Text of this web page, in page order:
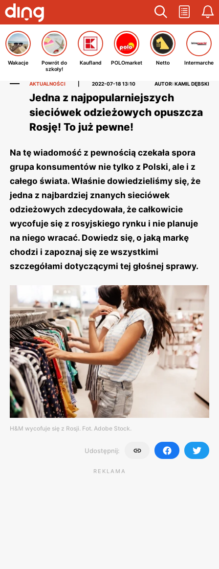
Wakacje
Powrót do
szkoły!
Kaufland POLOmarket Netto Intermarche
AKTUALNOŚCI 2022-07-18 13:10 AUTOR: KAMIL DĘBSKI
Jedna z najpopularniejszych
sieciówek odzieżowych opuszcza
Rosję! To już pewne!
Na tę wiadomość z pewnością czekała spora
grupa konsumentów nie tylko z Polski, ale i z
całego świata. Właśnie dowiedzieliśmy się, że
jedna z najbardziej znanych sieciówek
odzieżowych zdecydowała, że całkowicie
wycofuje się z rosyjskiego rynku i nie planuje
na niego wracać. Dowiedz się, o jaką markę
chodzi i zapoznaj się ze wszystkimi
szczegółami dotyczącymi tej głośnej sprawy.
H&M wycofuje się z Rosji. Fot. Adobe Stock.
Udostępnij:
REKLAMA